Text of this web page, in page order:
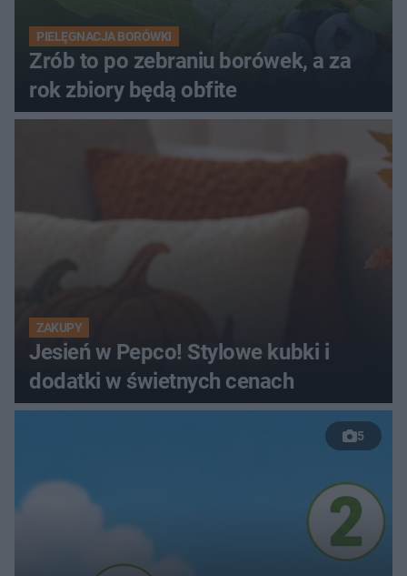
PIELĘGNACJA BORÓWKI
Zrób to po zebraniu borówek, a za
rok zbiory będą obfite
ZAKUPY
Jesień w Pepco! Stylowe kubki i
dodatki w świetnych cenach
5